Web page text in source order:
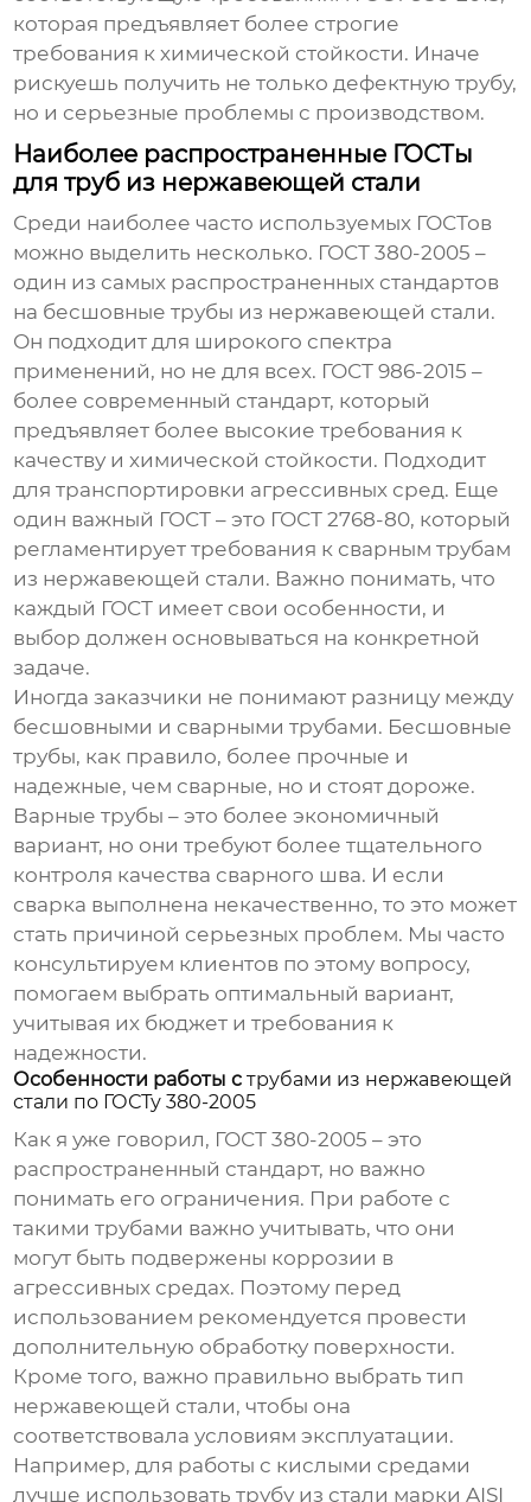
которая предъявляет более строгие
требования к химической стойкости. Иначе
рискуешь получить не только дефектную трубу,
но и серьезные проблемы с производством.
Наиболее распространенные ГОСТы
для труб из нержавеющей стали
Среди наиболее часто используемых ГОСТов
можно выделить несколько. ГОСТ 380-2005 –
один из самых распространенных стандартов
на бесшовные трубы из нержавеющей стали.
Он подходит для широкого спектра
применений, но не для всех. ГОСТ 986-2015 –
более современный стандарт, который
предъявляет более высокие требования к
качеству и химической стойкости. Подходит
для транспортировки агрессивных сред. Еще
один важный ГОСТ – это ГОСТ 2768-80, который
регламентирует требования к сварным трубам
из нержавеющей стали. Важно понимать, что
каждый ГОСТ имеет свои особенности, и
выбор должен основываться на конкретной
задаче.
Иногда заказчики не понимают разницу между
бесшовными и сварными трубами. Бесшовные
трубы, как правило, более прочные и
надежные, чем сварные, но и стоят дороже.
Варные трубы – это более экономичный
вариант, но они требуют более тщательного
контроля качества сварного шва. И если
сварка выполнена некачественно, то это может
стать причиной серьезных проблем. Мы часто
консультируем клиентов по этому вопросу,
помогаем выбрать оптимальный вариант,
учитывая их бюджет и требования к
надежности.
Особенности работы струбами из нержавеющей
стали по ГОСТу 380-2005
Как я уже говорил, ГОСТ 380-2005 – это
распространенный стандарт, но важно
понимать его ограничения. При работе с
такими трубами важно учитывать, что они
могут быть подвержены коррозии в
агрессивных средах. Поэтому перед
использованием рекомендуется провести
дополнительную обработку поверхности.
Кроме того, важно правильно выбрать тип
нержавеющей стали, чтобы она
соответствовала условиям эксплуатации.
Например, для работы с кислыми средами
лучше использовать трубу из стали марки AISI